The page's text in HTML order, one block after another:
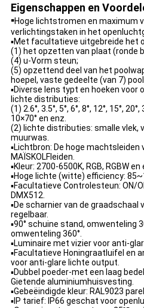
Eigenschappen en
▪Hoge lichtstromen en maximum
verlichtingstaken in het
▪Met facultatieve uitgebreide het
(1) het opzetten van plaat (ronde
(4) u-Vorm steun;
(5) opzettend deel van het
hoepel, vaste gedeelte (van 7)
▪Diverse lens typt en hoeken voor
lichte distributies:
(1) 2.6°, 3.5°, 5°, 6°, 8°, 12°, 15°,
10×70° en enz.
(2) lichte distributies: smalle vlek,
muurwas.
▪Lichtbron: De hoge machtsleiden
MAÏSKOLFleiden.
▪Kleur: 2700-6500K, RGB, RGBW en
▪Hoge lichte (witte) efficiency:
▪Facultatieve Controlesteun: ON/
DMX512.
▪De scharnier van de graadschaal
regelbaar.
▪90° schuine stand, omwenteling
omwenteling 360°.
▪Luminaire met vizier voor anti-
▪Facultatieve Honingraatluifel en
voor anti-glare lichte output.
▪Dubbel poeder-met een laag
Gietende aluminiumhuisvesting.
▪Gebeëindigde kleur: RAL9023
▪IP tarief: IP66 geschat voor